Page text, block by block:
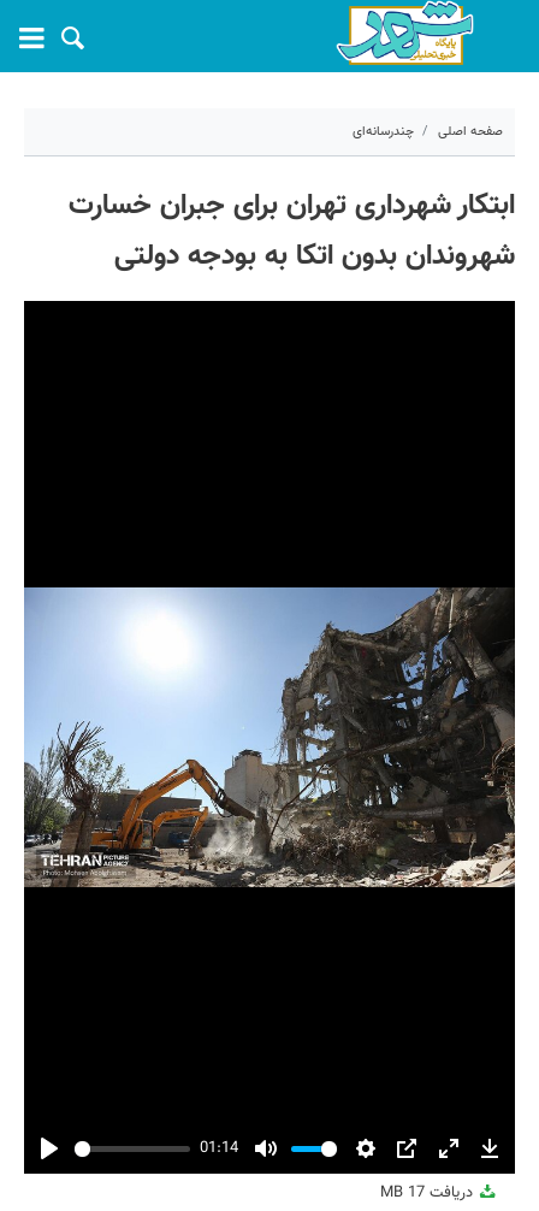
صفحه اصلی چندرسانه‌ای
کد مطلب: 80936
ابتکار شهرداری تهران برای جبران خسارت‌
شهروندان بدون اتکا به بودجه دولتی
Play
01:14
Mute
Settings
PIP
Enter
fullscreen
دریافت 17 MB